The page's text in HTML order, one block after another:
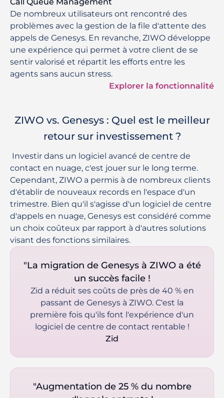
De nombreux utilisateurs ont rencontré des
problèmes avec la gestion de la file d'attente des
appels de Genesys. En revanche, ZIWO développe
une expérience qui permet à votre client de se
sentir valorisé et répartit les efforts entre les
agents sans aucun stress.
Explorer la fonctionnalité
ZIWO vs. Genesys : Quel est le meilleur
retour sur investissement ?
contact en nuage, c'est jouer sur le long terme.
Cependant, ZIWO a permis à de nombreux clients
d'établir de nouveaux records en l'espace d'un
trimestre. Bien qu'il s'agisse d'un logiciel de centre
d'appels en nuage, Genesys est considéré comme
un choix coûteux par rapport à d'autres solutions
visant des fonctions similaires.
"La migration de Genesys à ZIWO a été
un succès facile !
Zid a réduit ses coûts de près de 40 % en
passant de Genesys à ZIWO. C'est la
première fois qu'ils font l'expérience d'un
logiciel de centre de contact rentable !
Zid
"Augmentation de 25 % du nombre